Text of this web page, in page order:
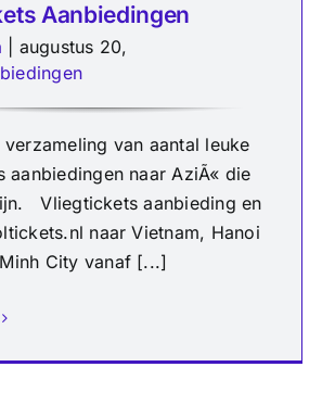
Aanbiedingen
augustus 20,
verzameling van aantal leuke
aanbiedingen naar AziÃ« die
Vliegtickets aanbieding en
naar Vietnam, Hanoi
City vanaf [...]